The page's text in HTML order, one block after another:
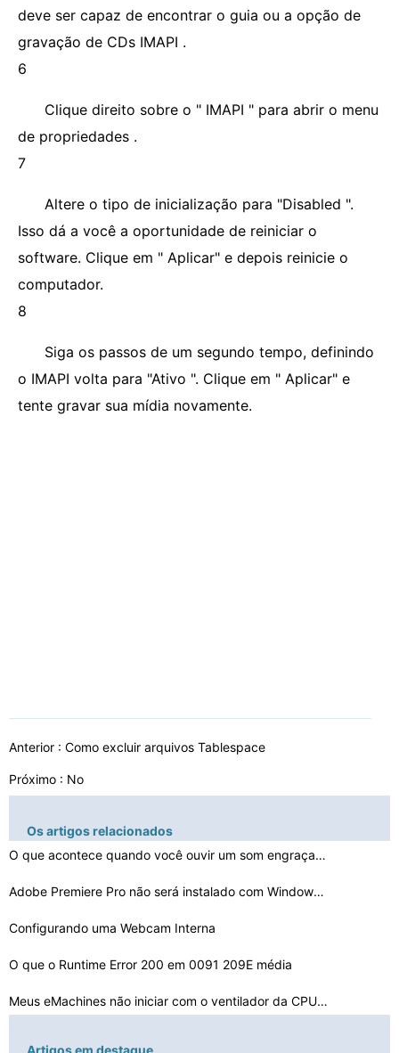
deve ser capaz de encontrar o guia ou a opção de
gravação de CDs IMAPI .
6
Clique direito sobre o " IMAPI " para abrir o menu
de propriedades .
7
Altere o tipo de inicialização para "Disabled ".
Isso dá a você a oportunidade de reiniciar o
software. Clique em " Aplicar" e depois reinicie o
computador.
8
Siga os passos de um segundo tempo, definindo
o IMAPI volta para "Ativo ". Clique em " Aplicar" e
tente gravar sua mídia novamente.
Anterior : Como excluir arquivos Tablespace
Próximo : No
Os artigos relacionados
O que acontece quando você ouvir um som engraçado e o…
Adobe Premiere Pro não será instalado com Windows Vis…
Configurando uma Webcam Interna
O que o Runtime Error 200 em 0091 209E média
Meus eMachines não iniciar com o ventilador da CPU em …
Artigos em destaque